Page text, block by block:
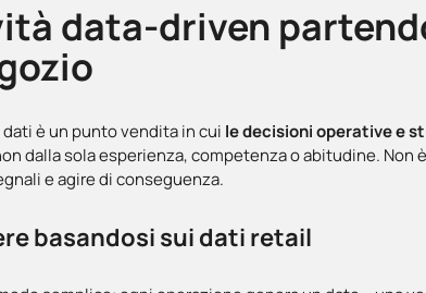
data-driven
è un punto vendita in cui le decisioni operative e
dalla sola esperienza, competenza o abitudine.
e agire di conseguenza.
basandosi sui dati retail